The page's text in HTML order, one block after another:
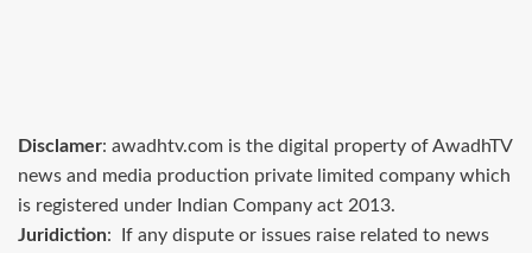
Disclamer: awadhtv.com is the digital property of AwadhTV
news and media production private limited company which
is registered under Indian Company act 2013.
Juridiction: If any dispute or issues raise related to news